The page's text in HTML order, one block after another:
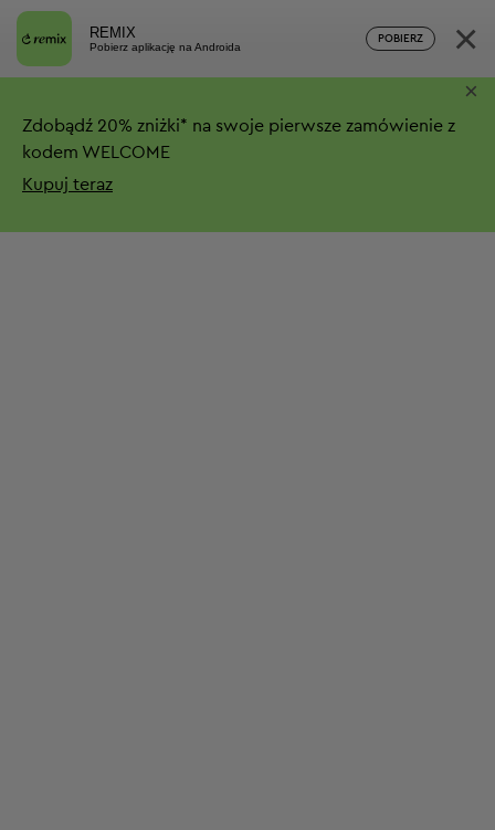
REMIX
Pobierz aplikację na Androida
POBIERZ ×
Zdobądź 20% zniżki* na swoje pierwsze zamówienie z
kodem WELCOME
Kupuj teraz
×